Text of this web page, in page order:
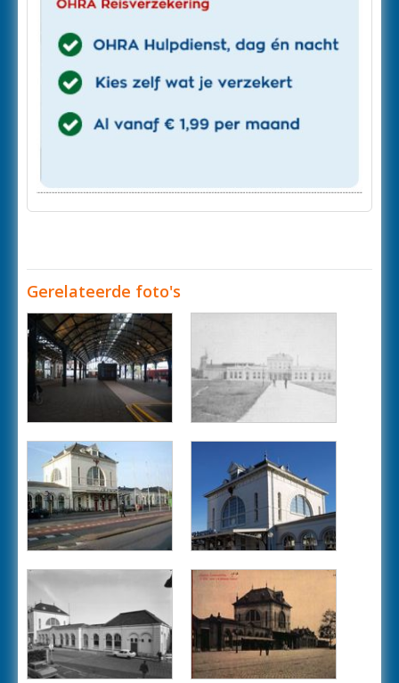
Gerelateerde foto's